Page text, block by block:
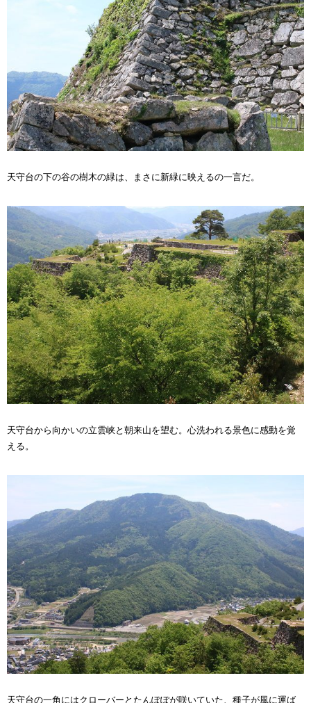
天守台の下の谷の樹木の緑は、まさに新緑に映えるの一言だ。
天守台から向かいの立雲峡と朝来山を望む。心洗われる景色に感動を覚
える。
天守台の一角にはクローバーとたんぽぽが咲いていた、種子が風に運ば